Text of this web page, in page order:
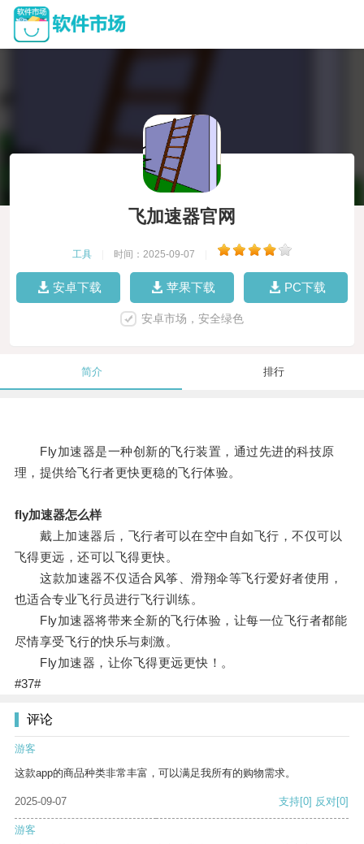
飞加速器官网
工具 时间：2025-09-07
安卓下载 苹果下载 PC下载
安卓市场，安全绿色
简介 排行
Fly加速器是一种创新的飞行装置，通过先进的科技原
理，提供给飞行者更快更稳的飞行体验。
fly加速器怎么样
戴上加速器后，飞行者可以在空中自如飞行，不仅可以
飞得更远，还可以飞得更快。
这款加速器不仅适合风筝、滑翔伞等飞行爱好者使用，
也适合专业飞行员进行飞行训练。
Fly加速器将带来全新的飞行体验，让每一位飞行者都能
尽情享受飞行的快乐与刺激。
Fly加速器，让你飞得更远更快！。
#37#
评论
游客
这款app的商品种类非常丰富，可以满足我所有的购物需求。
2025-09-07 支持[0] 反对[0]
游客